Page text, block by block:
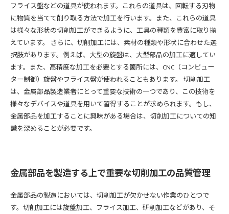
フライス盤などの道具が使われます。これらの道具は、回転する刃物
に物質を当てて削り取る方法で加工を行います。また、これらの道具
は様々な形状の切削加工ができるように、工具の種類を豊富に取り揃
えています。 さらに、切削加工には、素材の種類や形状に合わせた選
択肢があります。例えば、大型の旋盤は、大型部品の加工に適してい
ます。また、高精度な加工を必要とする箇所には、CNC（コンピュー
ター制御）旋盤やフライス盤が使われることもあります。 切削加工
は、金属部品製造業者にとって重要な技術の一つであり、この技術を
様々なデバイスや道具を用いて習得することが求められます。もし、
金属部品を加工することに興味がある場合は、切削加工についての知
識を深めることが必要です。
金属部品を製造する上で重要な切削加工の品質管理
金属部品の製造においては、切削加工が欠かせない作業のひとつで
す。切削加工には旋盤加工、フライス加工、研削加工などがあり、そ